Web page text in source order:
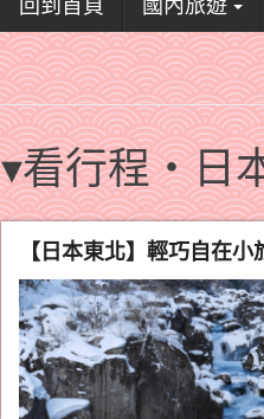
▾看行程‧日
【日本東北】輕巧自在